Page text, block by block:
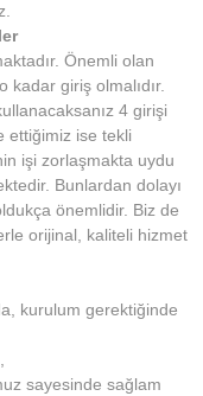
Önemli olan
kadar giriş olmalıdır.
4 girişi
ettiğimiz ise tekli
işi zorlaşmakta uydu
Bunlardan dolayı
önemlidir. Biz de
orijinal, kaliteli hizmet
kurulum gerektiğinde
sayesinde sağlam